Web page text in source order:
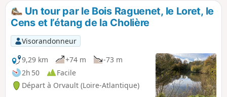
Un tour par le Bois Raguenet, le Loret, le
Cens et l’étang de la Cholière
Visorandonneur
9,29 km
+74 m
-73 m
2h 50
Facile
Départ à Orvault (Loire-Atlantique)